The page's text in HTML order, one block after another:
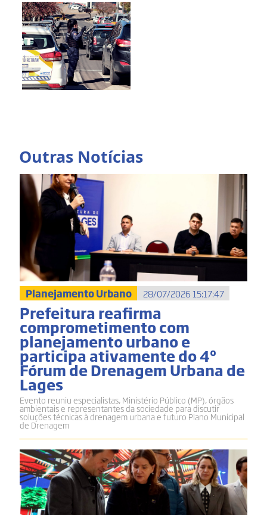
Outras Notícias
Planejamento Urbano 28/07/2026 15:17:47
Prefeitura reafirma
comprometimento com
planejamento urbano e
participa ativamente do 4º
Fórum de Drenagem Urbana de
Lages
Evento reuniu especialistas, Ministério Público (MP), órgãos
ambientais e representantes da sociedade para discutir
soluções técnicas à drenagem urbana e futuro Plano Municipal
de Drenagem